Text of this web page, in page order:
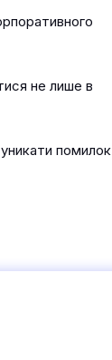
не лише в
помилок